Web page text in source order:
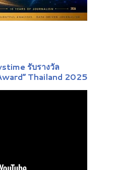
รับรางวัล
Thailand 2025